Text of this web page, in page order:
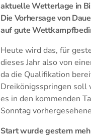
aktuelle Wetterlage in
Die Vorhersage von
auf gute
Heute wird das, für
dieses Jahr also von
da die Qualifikation
Dreikönigsspringen soll
es in den kommenden
Sonntag
Start wurde gestern